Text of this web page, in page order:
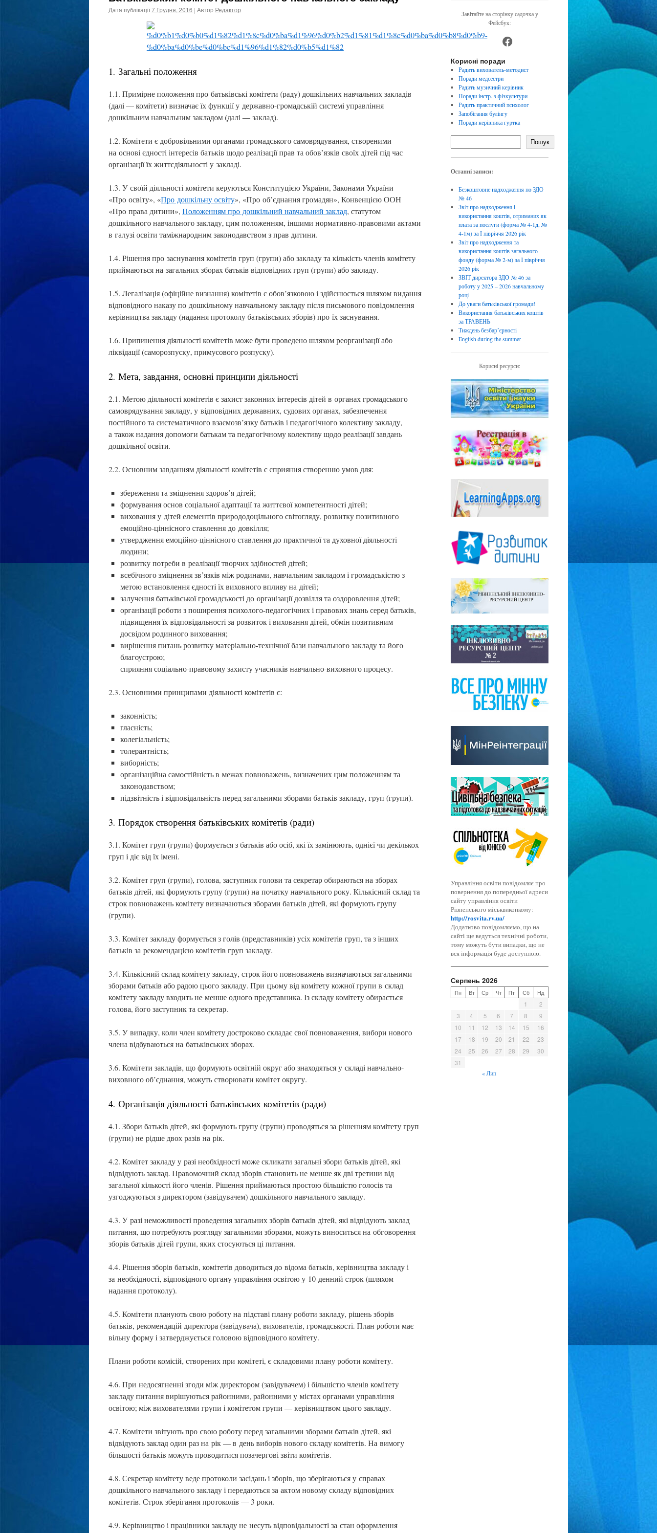
Дата публікації7 Грудня, 2016 | Автор Редактор
1. Загальні положення
1.1. Примірне положення про батьківські комітети (раду) дошкільних навчальних закладів
(далі — комітети) визначає їх функції у державно-громадській системі управління
дошкільним навчальним закладом (далі — заклад).
1.2. Комітети є добровільними органами громадського самоврядування, створеними
на основі єдності інтересів батьків щодо реалізації прав та обов’язків своїх дітей під час
організації їх життєдіяльності у закладі.
1.3. У своїй діяльності комітети керуються Конституцією України, Законами України
«Про освіту», «Про дошкільну освіту», «Про об’єднання громадян», Конвенцією ООН
«Про права дитини», Положенням про дошкільний навчальний заклад, статутом
дошкільного навчального закладу, цим положенням, іншими нормативно-правовими актами
в галузі освіти таміжнародним законодавством з прав дитини.
1.4. Рішення про заснування комітетів груп (групи) або закладу та кількість членів комітету
приймаються на загальних зборах батьків відповідних груп (групи) або закладу.
1.5. Легалізація (офіційне визнання) комітетів є обов’язковою і здійснюється шляхом видання
відповідного наказу по дошкільному навчальному закладу після письмового повідомлення
керівництва закладу (надання протоколу батьківських зборів) про їх заснування.
1.6. Припинення діяльності комітетів може бути проведено шляхом реорганізації або
ліквідації (саморозпуску, примусового розпуску).
2. Мета, завдання, основні принципи діяльності
2.1. Метою діяльності комітетів є захист законних інтересів дітей в органах громадського
самоврядування закладу, у відповідних державних, судових органах, забезпечення
постійного та систематичного взаємозв’язку батьків і педагогічного колективу закладу,
а також надання допомоги батькам та педагогічному колективу щодо реалізації завдань
дошкільної освіти.
2.2. Основним завданням діяльності комітетів є сприяння створенню умов для:
збереження та зміцнення здоров’я дітей;
формування основ соціальної адаптації та життєвої компетентності дітей;
виховання у дітей елементів природодоцільного світогляду, розвитку позитивного
емоційно-ціннісного ставлення до довкілля;
утвердження емоційно-ціннісного ставлення до практичної та духовної діяльності
людини;
розвитку потреби в реалізації творчих здібностей дітей;
всебічного зміцнення зв’язків між родинами, навчальним закладом і громадськістю з
метою встановлення єдності їх виховного впливу на дітей;
залучення батьківської громадськості до організації дозвілля та оздоровлення дітей;
організації роботи з поширення психолого-педагогічних і правових знань серед батьків,
підвищення їх відповідальності за розвиток і виховання дітей, обмін позитивним
досвідом родинного виховання;
вирішення питань розвитку матеріально-технічної бази навчального закладу та його
благоустрою;
сприяння соціально-правовому захисту учасників навчально-виховного процесу.
2.3. Основними принципами діяльності комітетів є:
законність;
гласність;
колегіальність;
толерантність;
виборність;
організаційна самостійність в межах повноважень, визначених цим положенням та
законодавством;
підзвітність і відповідальність перед загальними зборами батьків закладу, груп (групи).
3. Порядок створення батьківських комітетів (ради)
3.1. Комітет груп (групи) формується з батьків або осіб, які їх замінюють, однієї чи декількох
груп і діє від їх імені.
3.2. Комітет груп (групи), голова, заступник голови та секретар обираються на зборах
батьків дітей, які формують групу (групи) на початку навчального року. Кількісний склад та
строк повноважень комітету визначаються зборами батьків дітей, які формують групу
(групи).
3.3. Комітет закладу формується з голів (представників) усіх комітетів груп, та з інших
батьків за рекомендацією комітетів груп закладу.
3.4. Кількісний склад комітету закладу, строк його повноважень визначаються загальними
зборами батьків або радою цього закладу. При цьому від комітету кожної групи в склад
комітету закладу входить не менше одного представника. Із складу комітету обирається
голова, його заступник та секретар.
3.5. У випадку, коли член комітету достроково складає свої повноваження, вибори нового
члена відбуваються на батьківських зборах.
3.6. Комітети закладів, що формують освітній округ або знаходяться у складі навчально-
виховного об’єднання, можуть створювати комітет округу.
4. Організація діяльності батьківських комітетів (ради)
4.1. Збори батьків дітей, які формують групу (групи) проводяться за рішенням комітету груп
(групи) не рідше двох разів на рік.
4.2. Комітет закладу у разі необхідності може скликати загальні збори батьків дітей, які
відвідують заклад. Правомочний склад зборів становить не менше як дві третини від
загальної кількості його членів. Рішення приймаються простою більшістю голосів та
узгоджуються з директором (завідувачем) дошкільного навчального закладу.
4.3. У разі неможливості проведення загальних зборів батьків дітей, які відвідують заклад
питання, що потребують розгляду загальними зборами, можуть виноситься на обговорення
зборів батьків дітей групи, яких стосуються ці питання.
4.4. Рішення зборів батьків, комітетів доводиться до відома батьків, керівництва закладу і
за необхідності, відповідного органу управління освітою у 10‑денний строк (шляхом
надання протоколу).
4.5. Комітети планують свою роботу на підставі плану роботи закладу, рішень зборів
батьків, рекомендацій директора (завідувача), вихователів, громадськості. План роботи має
вільну форму і затверджується головою відповідного комітету.
Плани роботи комісій, створених при комітеті, є складовими плану роботи комітету.
4.6. При недосягненні згоди між директором (завідувачем) і більшістю членів комітету
закладу питання вирішуються районними, районними у містах органами управління
освітою; між вихователями групи і комітетом групи — керівництвом цього закладу.
4.7. Комітети звітують про свою роботу перед загальними зборами батьків дітей, які
відвідують заклад один раз на рік — в день виборів нового складу комітетів. На вимогу
більшості батьків можуть проводитися позачергові звіти комітетів.
4.8. Секретар комітету веде протоколи засідань і зборів, що зберігаються у справах
дошкільного навчального закладу і передаються за актом новому складу відповідних
комітетів. Строк зберігання протоколів — 3 роки.
4.9. Керівництво і працівники закладу не несуть відповідальності за стан оформлення
Завітайте на сторінку садочка у
Фейсбук:
https://www.facebook.com/
Корисні поради
Радить вихователь-методист
Поради медсестри
Радить музичний керівник
Поради інстр. з фізкультури
Радить практичний психолог
Запобігання булінгу
Поради керівника гуртка
Пошук
Останні записи:
Безкоштовне надходження по ЗДО
№ 46
Звіт про надходження і
використання коштів, отриманих як
плата за послуги (форма № 4-1д, №
4-1м) за І півріччя 2026 рік
Звіт про надходження та
використання коштів загального
фонду (форма № 2-м) за І півріччя
2026 рік
ЗВІТ директора ЗДО № 46 за
роботу у 2025 – 2026 навчальному
році
До уваги батьківської громади!
Використання батьківських коштів
за ТРАВЕНЬ
Тиждень безбарʼєрності
English during the summer
Корисні ресурси:
Управління освіти повідомляє про
повернення до попередньої адреси
сайту управління освіти
Рівненського міськвиконкому:
http://rosvita.rv.ua/
Додатково повідомляємо, що на
сайті ще ведуться технічні роботи,
тому можуть бути випадки, що не
вся інформація буде доступною.
Серпень 2026
Пн Вт Ср Чт Пт Сб Нд
1
2
3
4 5 6 7 8
9
10
11 12 13 14 15
16
17
18 19 20 21 22
23
24
25 26 27 28 29
30
31
« Лип